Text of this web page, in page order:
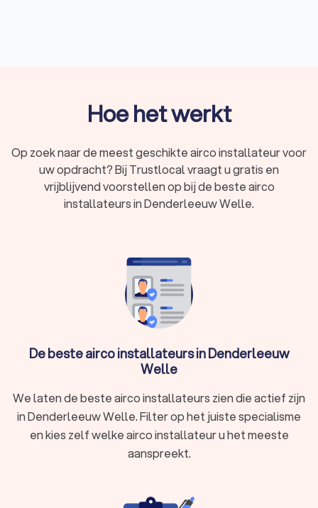
Luchtbehandeling: voor sommige ruimtes is het niet
waar bijvoorbeeld veel mensen bij elkaar komen is het
belangrijk om de luchtkwaliteit op peil te houden.
In Denderleeuw Welle hebben wij 69 goede airco-
installateurs gevonden. De installatiebedrijven in
goede keuze voor uw huis. We kunnen u ook helpen door
direct prijsopgaven aan te vragen bij verschillende airco-
installateurs. Zo kunt u eenvoudig de airco-
installatiebedrijven vergelijken en de airco-installateur
Hoe het werkt
Op zoek naar de meest geschikte airco installateur voor
uw opdracht? Bij Trustlocal vraagt u gratis en
vrijblijvend voorstellen op bij de beste airco
installateurs in Denderleeuw Welle.
De beste airco installateurs in Denderleeuw
Welle
We laten de beste airco installateurs zien die actief zijn
in Denderleeuw Welle. Filter op het juiste specialisme
en kies zelf welke airco installateur u het meeste
aanspreekt.